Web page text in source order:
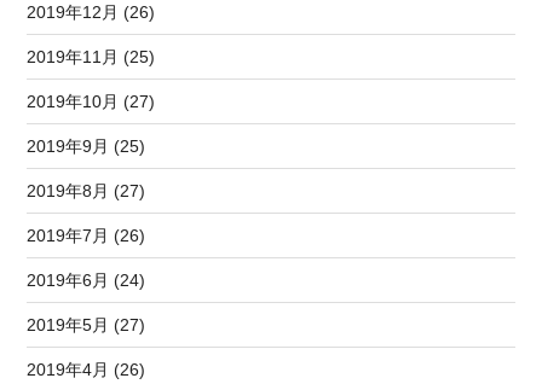
2019年12月 (26)
2019年11月 (25)
2019年10月 (27)
2019年9月 (25)
2019年8月 (27)
2019年7月 (26)
2019年6月 (24)
2019年5月 (27)
2019年4月 (26)